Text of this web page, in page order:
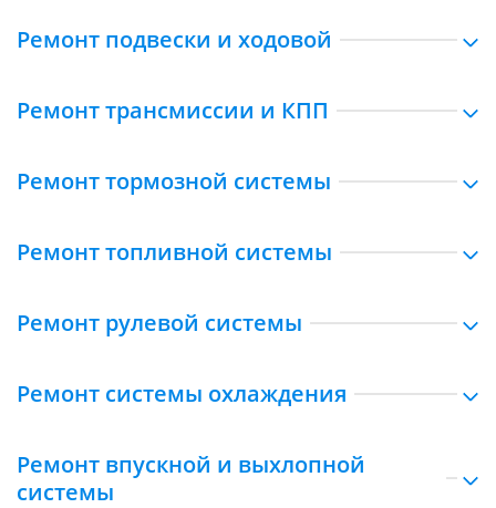
Ремонт подвески и ходовой
Ремонт трансмиссии и КПП
Ремонт тормозной системы
Ремонт топливной системы
Ремонт рулевой системы
Ремонт системы охлаждения
Ремонт впускной и выхлопной
системы